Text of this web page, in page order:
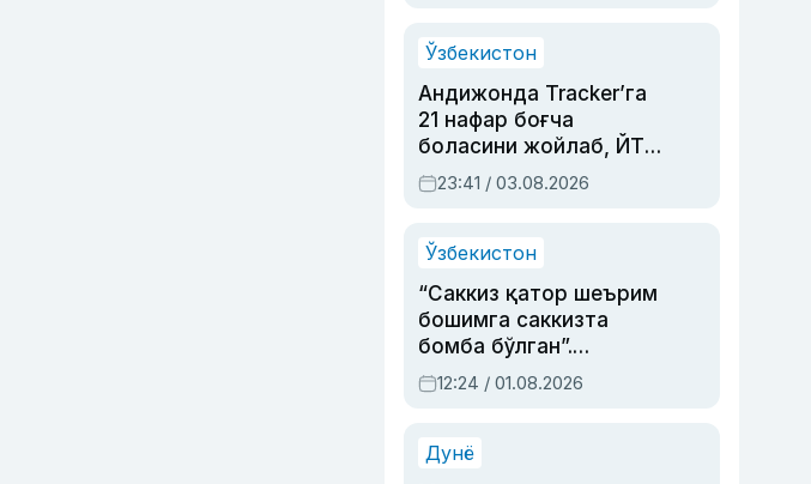
Ўзбекистон
Андижонда Tracker’га
21 нафар боғча
боласини жойлаб, ЙТҲ
содир этган аёлга суд
ҳукми ўқилди
23:41 / 03.08.2026
Ўзбекистон
“Саккиз қатор шеърим
бошимга саккизта
бомба бўлган”.
Абдулла Ориповни
сиёсий айбловлардан
12:24 / 01.08.2026
Дунё